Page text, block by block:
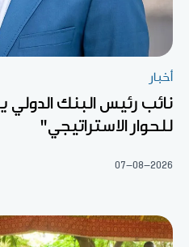
أخبار
نائب رئيس البنك الدولي
للحوار الاستراتيجي"
07-08-2026